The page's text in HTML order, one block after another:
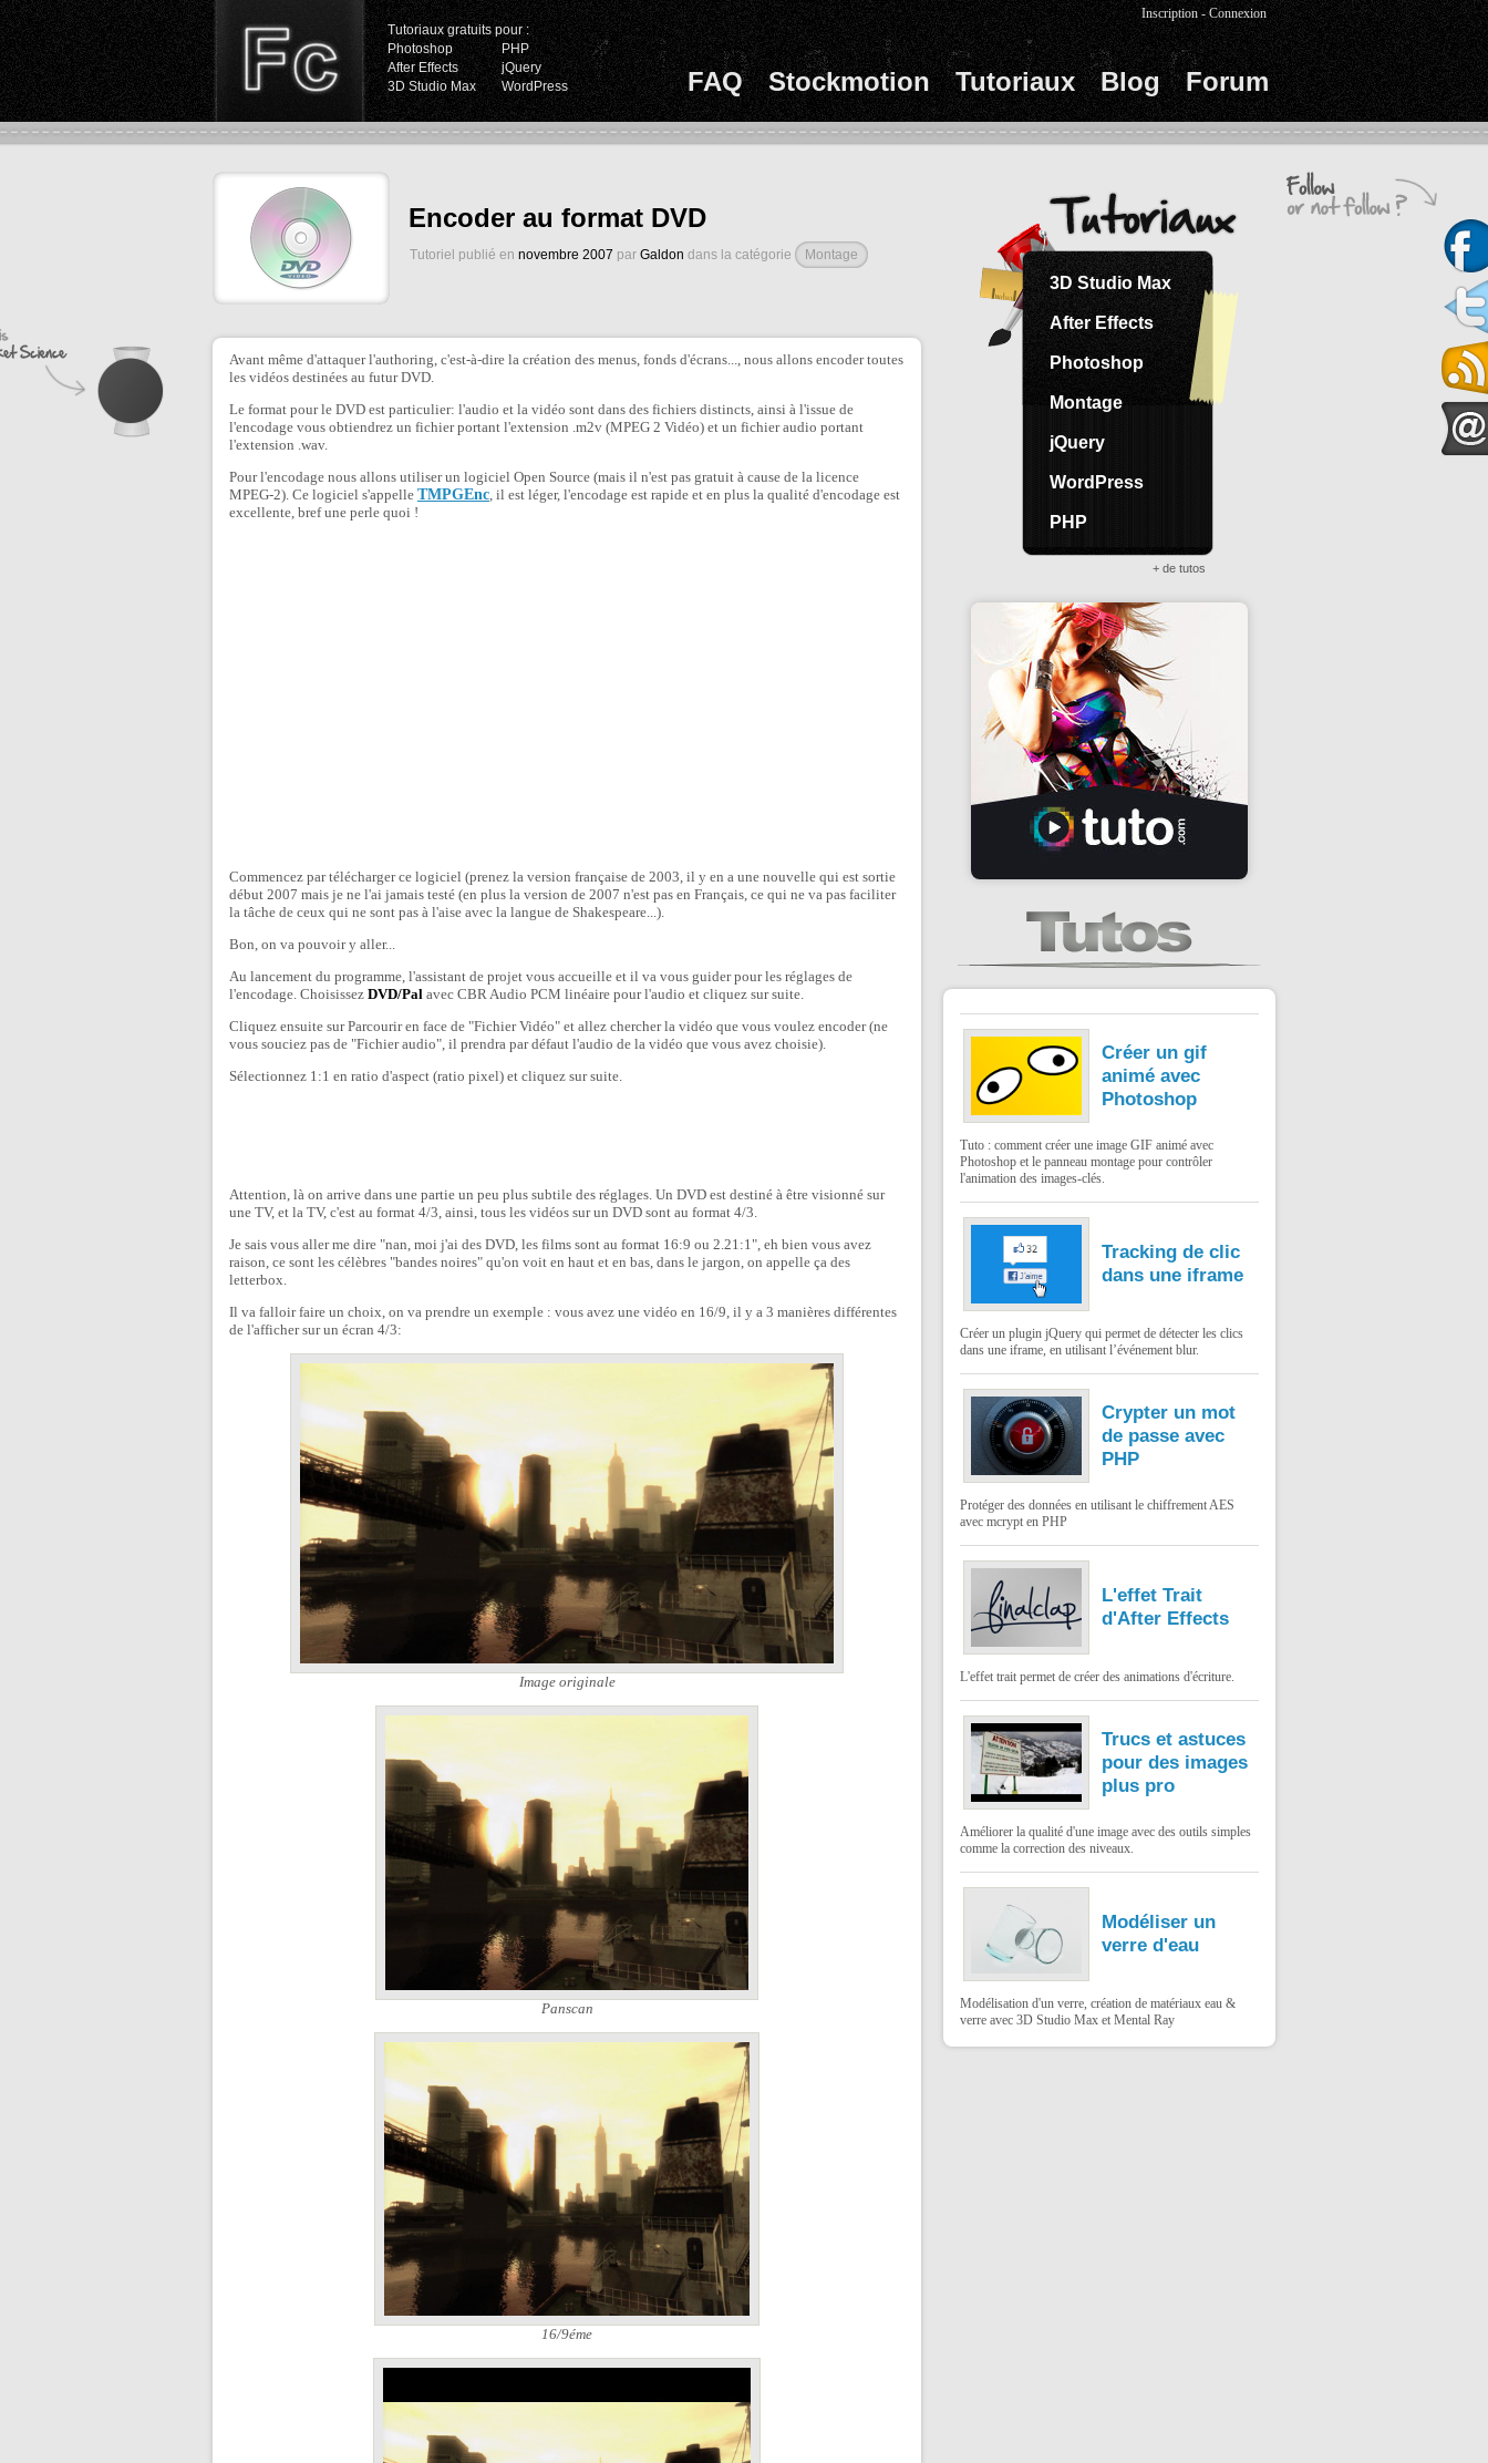
Tutoriaux gratuits pour :
Photoshop
PHP
After Effects
jQuery
3D Studio Max
WordPress FAQ Stockmotion Tutoriaux Blog Forum
Inscription -Connexion
Encoder au format DVD
Tutoriel publié en novembre 2007 par Galdon dans la catégorie Montage
Avant même d'attaquer l'authoring, c'est-à-dire la création des menus, fonds d'écrans..., nous allons encoder toutes
les vidéos destinées au futur DVD.
Le format pour le DVD est particulier: l'audio et la vidéo sont dans des fichiers distincts, ainsi à l'issue de
l'encodage vous obtiendrez un fichier portant l'extension .m2v (MPEG 2 Vidéo) et un fichier audio portant
l'extension .wav.
Pour l'encodage nous allons utiliser un logiciel Open Source (mais il n'est pas gratuit à cause de la licence
MPEG-2). Ce logiciel s'appelle TMPGEnc, il est léger, l'encodage est rapide et en plus la qualité d'encodage est
excellente, bref une perle quoi !
Commencez par télécharger ce logiciel (prenez la version française de 2003, il y en a une nouvelle qui est sortie
début 2007 mais je ne l'ai jamais testé (en plus la version de 2007 n'est pas en Français, ce qui ne va pas faciliter
la tâche de ceux qui ne sont pas à l'aise avec la langue de Shakespeare...).
Bon, on va pouvoir y aller...
Au lancement du programme, l'assistant de projet vous accueille et il va vous guider pour les réglages de
l'encodage. Choisissez DVD/Pal avec CBR Audio PCM linéaire pour l'audio et cliquez sur suite.
Cliquez ensuite sur Parcourir en face de "Fichier Vidéo" et allez chercher la vidéo que vous voulez encoder (ne
vous souciez pas de "Fichier audio", il prendra par défaut l'audio de la vidéo que vous avez choisie).
Sélectionnez 1:1 en ratio d'aspect (ratio pixel) et cliquez sur suite.
Attention, là on arrive dans une partie un peu plus subtile des réglages. Un DVD est destiné à être visionné sur
une TV, et la TV, c'est au format 4/3, ainsi, tous les vidéos sur un DVD sont au format 4/3.
Je sais vous aller me dire "nan, moi j'ai des DVD, les films sont au format 16:9 ou 2.21:1", eh bien vous avez
raison, ce sont les célèbres "bandes noires" qu'on voit en haut et en bas, dans le jargon, on appelle ça des
letterbox.
Il va falloir faire un choix, on va prendre un exemple : vous avez une vidéo en 16/9, il y a 3 manières différentes
de l'afficher sur un écran 4/3:
Image originale
Panscan
16/9éme
3D Studio Max
After Effects
Photoshop
Montage
jQuery
WordPress
PHP
+ de tutos
Créer un gif
animé avec
Photoshop
Tuto : comment créer une image GIF animé avec
Photoshop et le panneau montage pour contrôler
l'animation des images-clés.
Tracking de clic
dans une iframe
Créer un plugin jQuery qui permet de détecter les clics
dans une iframe, en utilisant l’événement blur.
Crypter un mot
de passe avec
PHP
Protéger des données en utilisant le chiffrement AES
avec mcrypt en PHP
L'effet Trait
d'After Effects
L'effet trait permet de créer des animations d'écriture.
Trucs et astuces
pour des images
plus pro
Améliorer la qualité d'une image avec des outils simples
comme la correction des niveaux.
Modéliser un
verre d'eau
Modélisation d'un verre, création de matériaux eau &
verre avec 3D Studio Max et Mental Ray